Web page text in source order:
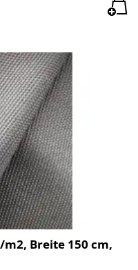
m2, Breite 150 cm,